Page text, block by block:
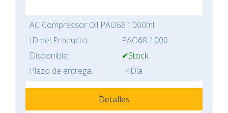
AC Compressor Oil PAO68 1000ml
ID del Producto:
PAO68-1000
Disponible:
✔Stock
Plazo de entrega:
4Día
Detalles